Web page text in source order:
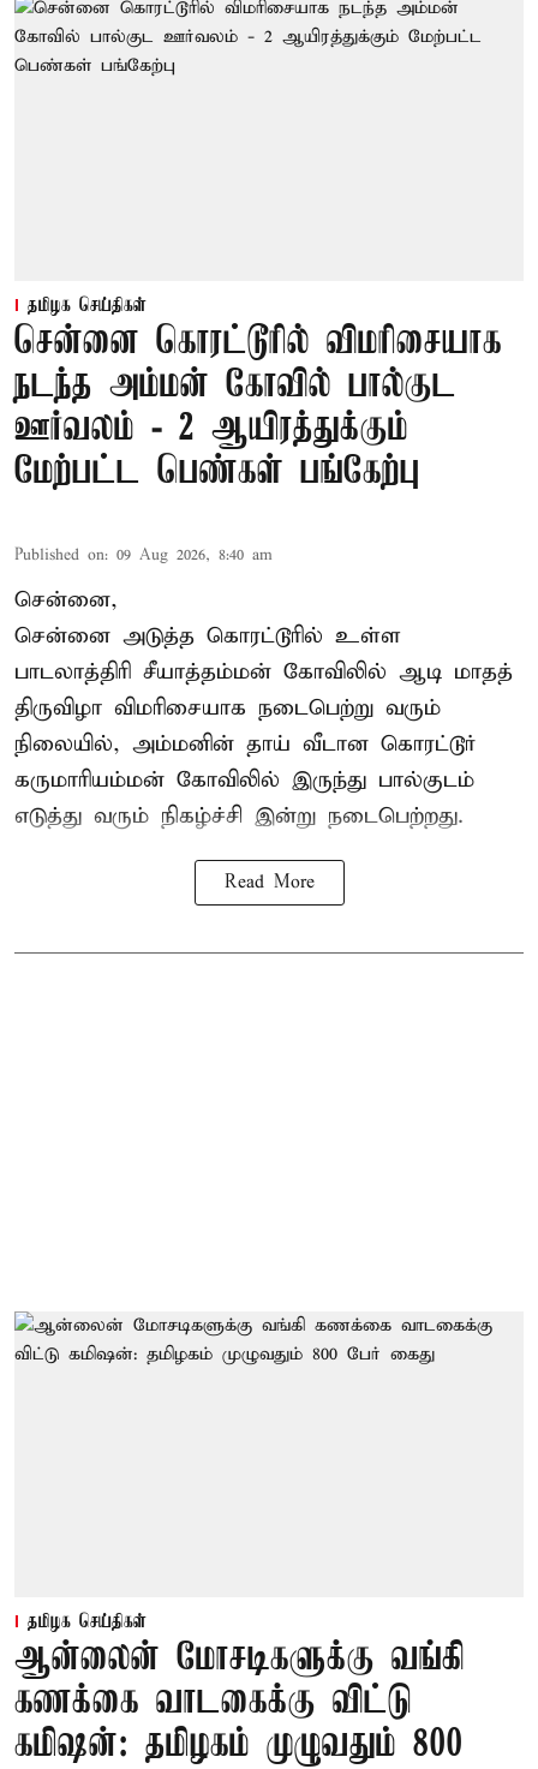
தமிழக செய்திகள்
சென்னை கொரட்டூரில் விமரிசையாக
நடந்த அம்மன் கோவில் பால்குட
ஊர்வலம் - 2 ஆயிரத்துக்கும்
மேற்பட்ட பெண்கள் பங்கேற்பு
Published on: 09 Aug 2026, 8:40 am
சென்னை,
சென்னை அடுத்த கொரட்டூரில் உள்ள
பாடலாத்திரி சீயாத்தம்மன் கோவிலில் ஆடி மாதத்
திருவிழா விமரிசையாக நடைபெற்று வரும்
நிலையில், அம்மனின் தாய் வீடான கொரட்டூர்
கருமாரியம்மன் கோவிலில் இருந்து பால்குடம்
எடுத்து வரும் நிகழ்ச்சி இன்று நடைபெற்றது.
Read More
தமிழக செய்திகள்
ஆன்லைன் மோசடிகளுக்கு வங்கி
கணக்கை வாடகைக்கு விட்டு
கமிஷன்: தமிழகம் முழுவதும் 800